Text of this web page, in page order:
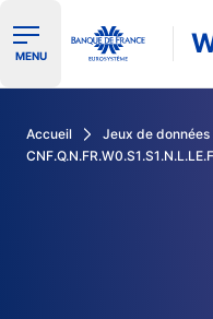
Ouvrir le menu de
MENU
Accueil Jeux de données